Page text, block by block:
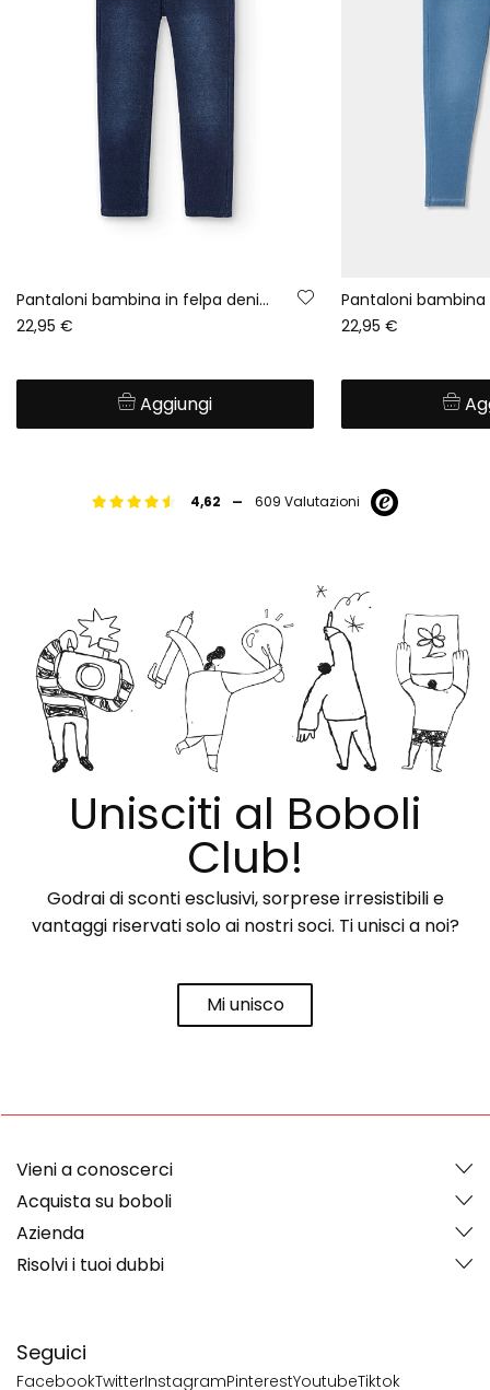
Pantaloni bambina in felpa denim blu
22,95 €
Aggiungi
22,95 €
4,62 - 609 Valutazioni
Unisciti al Boboli
Club!
Godrai di sconti esclusivi, sorprese irresistibili e
vantaggi riservati solo ai nostri soci. Ti unisci a noi?
Mi unisco
Seguici
FacebookTwitterInstagramPinterestYoutubeTiktok
Vieni a conoscerci
Acquista su boboli
Azienda
Risolvi i tuoi dubbi